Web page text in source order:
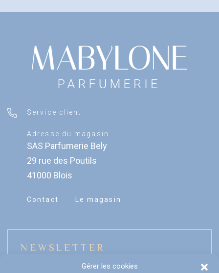
Gérer les cookies
Service client
Adresse du magasin
SAS Parfumerie Bely
29 rue des Poutils
41000 Blois
Contact Le magasin
NEWSLETTER